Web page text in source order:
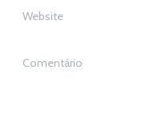
Website
Comentário